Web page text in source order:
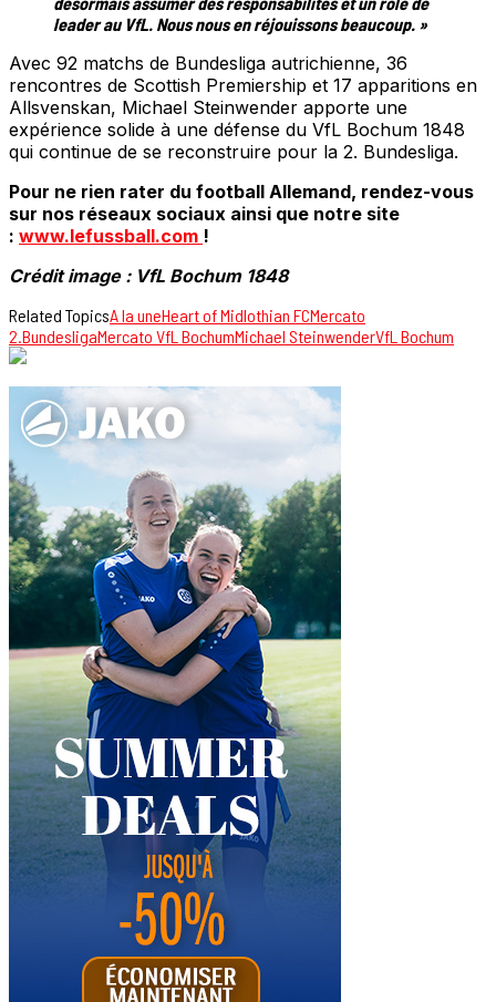
leader au VfL. Nous nous en réjouissons beaucoup. »
Avec 92 matchs de Bundesliga autrichienne, 36
rencontres de Scottish Premiership et 17 apparitions en
Allsvenskan, Michael Steinwender apporte une
expérience solide à une défense du VfL Bochum 1848
qui continue de se reconstruire pour la 2. Bundesliga.
Pour ne rien rater du football Allemand, rendez-vous
sur nos réseaux sociaux ainsi que notre site
: www.lefussball.com !
Crédit image : VfL Bochum 1848
Related TopicsA la uneHeart of Midlothian FCMercato
2.BundesligaMercato VfL BochumMichael SteinwenderVfL Bochum